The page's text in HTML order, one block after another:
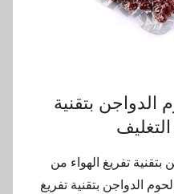
الدواجن بتقنية
تفريغ الهواء من
الدواجن بتقنية تفريغ